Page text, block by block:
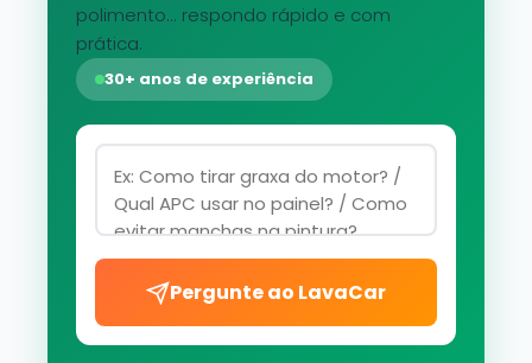
polimento... respondo rápido e com
prática.
30+ anos de experiência
Pergunte ao LavaCar